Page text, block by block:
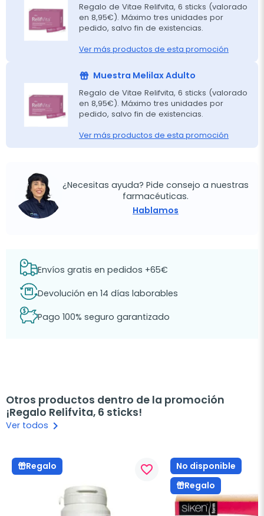
Regalo de Vitae Relifvita, 6 sticks (valorado
en 8,95€). Máximo tres unidades por
pedido, salvo fin de existencias.
Ver más productos de esta promoción
Muestra Melilax Adulto
Regalo de Vitae Relifvita, 6 sticks (valorado
en 8,95€). Máximo tres unidades por
pedido, salvo fin de existencias.
Ver más productos de esta promoción
¿Necesitas ayuda? Pide consejo a nuestras
farmacéuticas.
Hablamos
Envíos gratis en pedidos +65€
Devolución en 14 días laborables
Pago 100% seguro garantizado
Otros productos dentro de la promoción
¡Regalo Relifvita, 6 sticks!
Ver todos keyboard_arrow_right
Regalo favorite_border
No disponible
Regalo